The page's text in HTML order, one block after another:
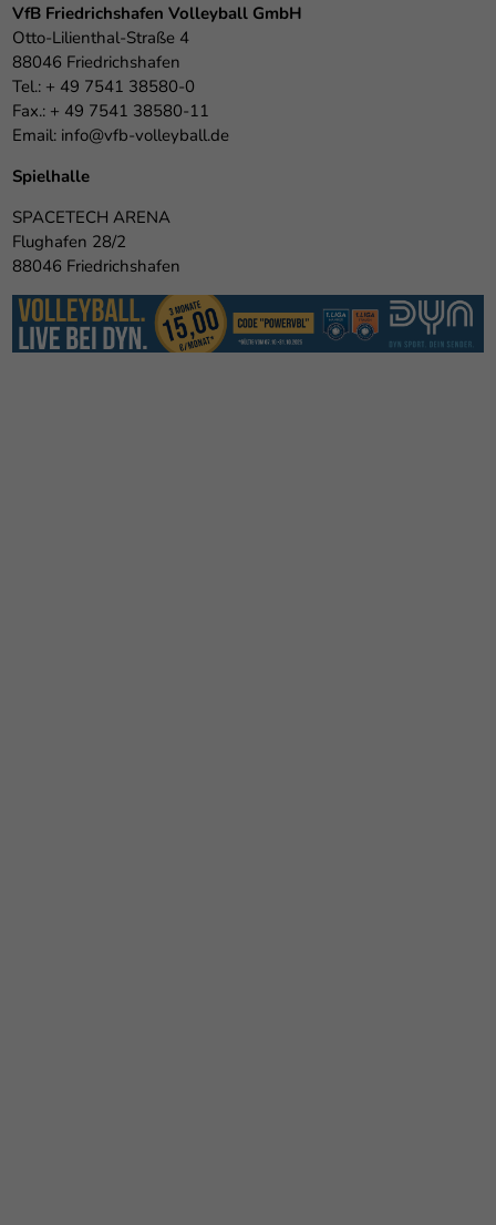
VfB Friedrichshafen Volleyball GmbH
Otto-Lilienthal-Straße 4
88046 Friedrichshafen
Tel.: + 49 7541 38580-0
Fax.: + 49 7541 38580-11
Email: info@vfb-volleyball.de
Spielhalle
SPACETECH ARENA
Flughafen 28/2
88046 Friedrichshafen